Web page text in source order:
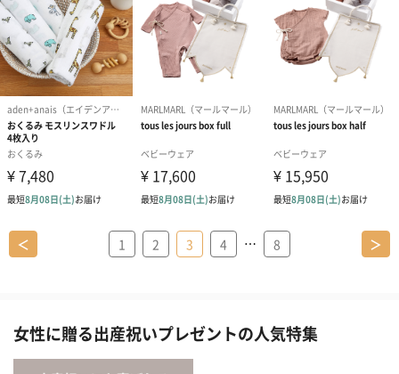
＜ 1 2 3 4 … 8 ＞
女性に贈る出産祝いプレゼントの人気特集